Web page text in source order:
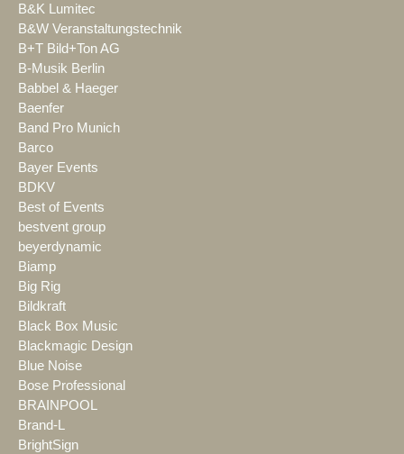
B&K Lumitec
B&W Veranstaltungstechnik
B+T Bild+Ton AG
B-Musik Berlin
Babbel & Haeger
Baenfer
Band Pro Munich
Barco
Bayer Events
BDKV
Best of Events
bestvent group
beyerdynamic
Biamp
Big Rig
Bildkraft
Black Box Music
Blackmagic Design
Blue Noise
Bose Professional
BRAINPOOL
Brand-L
BrightSign